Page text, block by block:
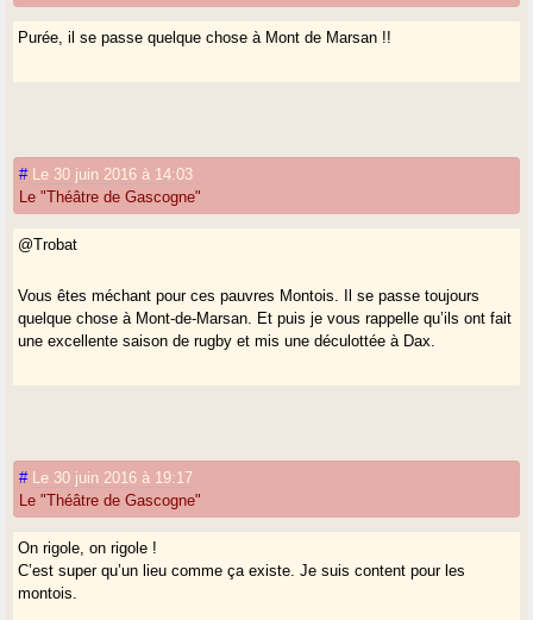
Purée, il se passe quelque chose à Mont de Marsan !!
#
Le 30 juin 2016 à 14:03
Le "Théâtre de Gascogne"
@Trobat
Vous êtes méchant pour ces pauvres Montois. Il se passe toujours
quelque chose à Mont-de-Marsan. Et puis je vous rappelle qu’ils ont fait
une excellente saison de rugby et mis une déculottée à Dax.
#
Le 30 juin 2016 à 19:17
Le "Théâtre de Gascogne"
On rigole, on rigole !
C’est super qu’un lieu comme ça existe. Je suis content pour les
montois.